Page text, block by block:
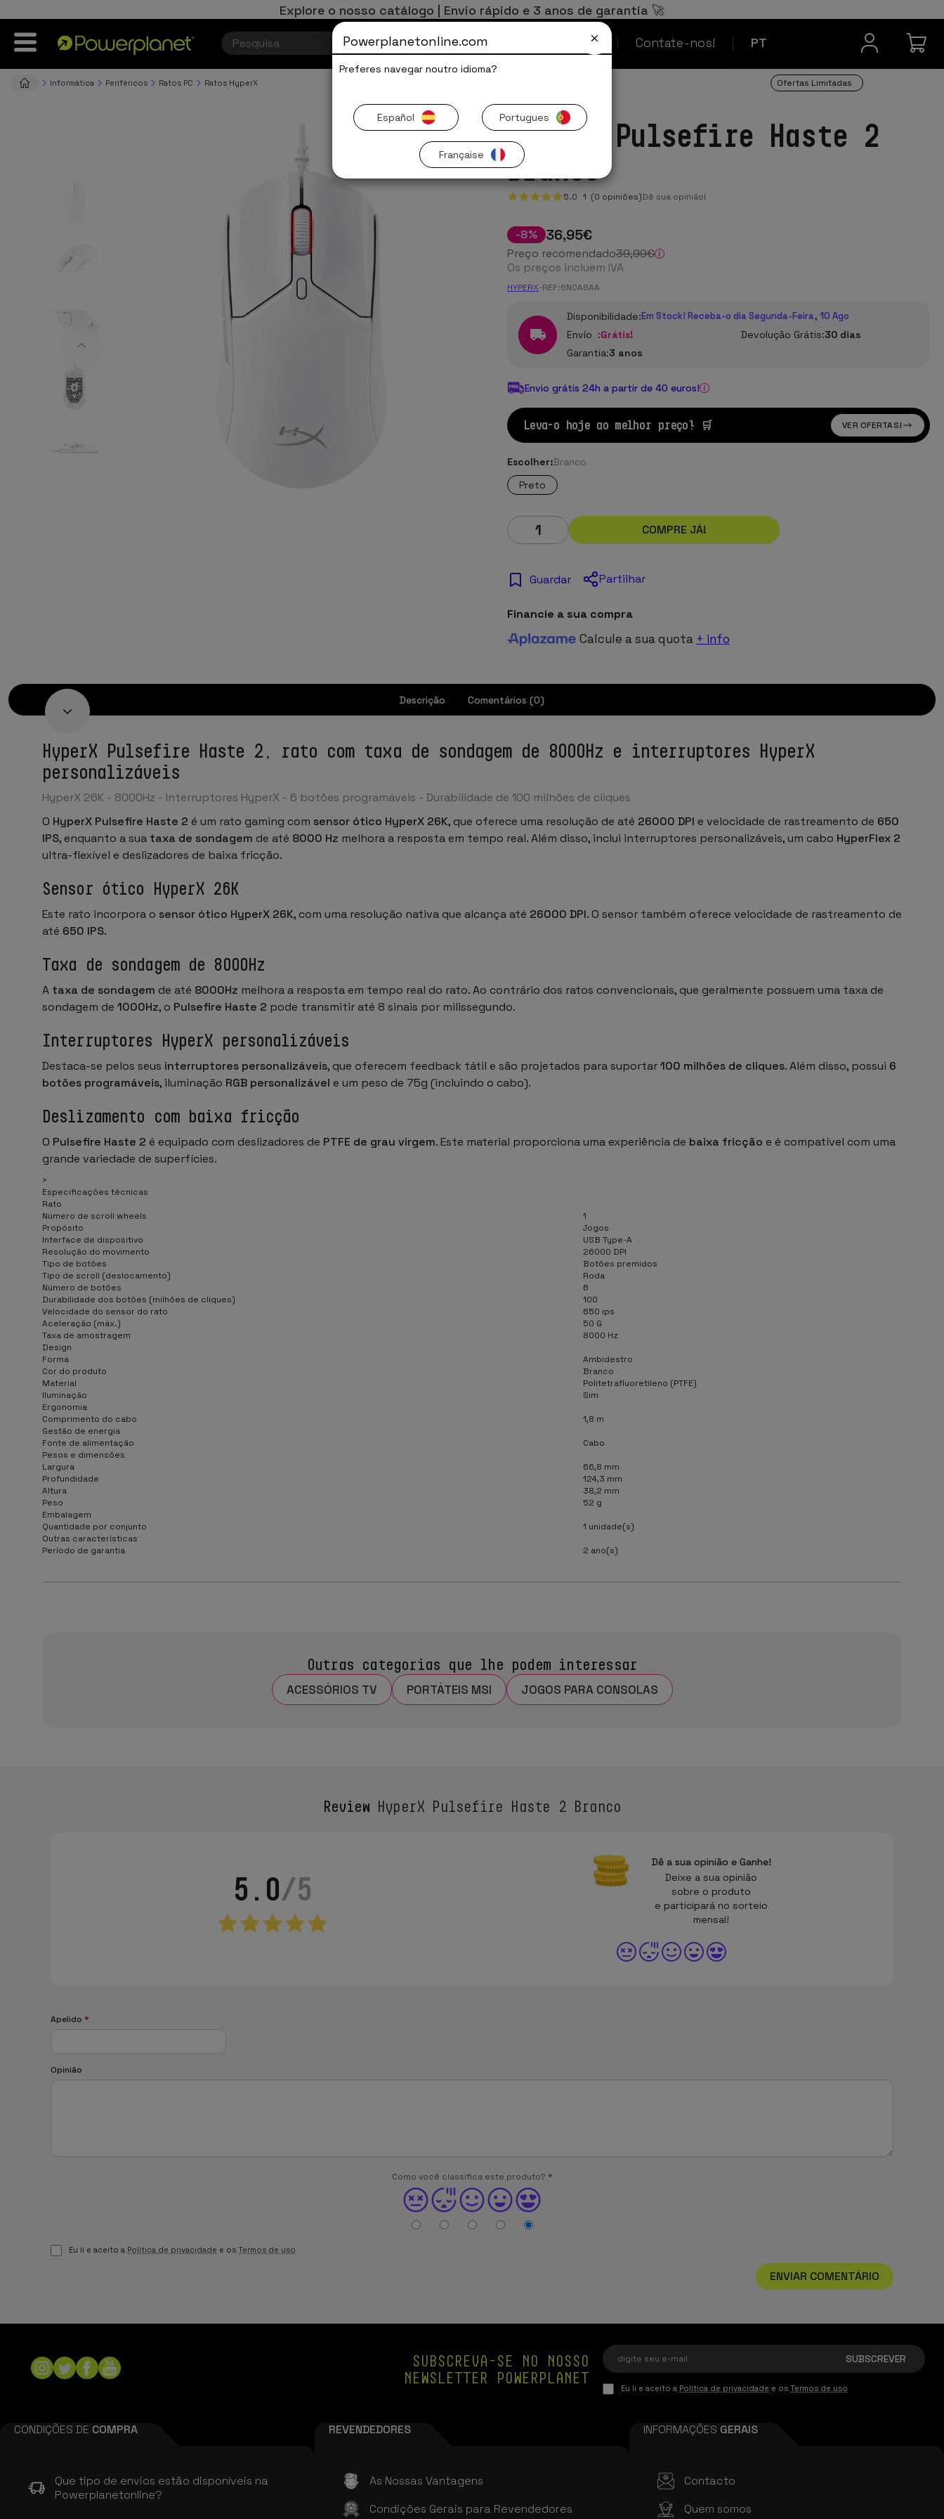
Explore o nosso catálogo | Envio rápido e 3 anos de garantia 🚀
PT
Ofertas Limitadas Contate-nos!
Contacto
Informática Periféricos Ratos PC Ratos HyperX Ofertas Limitadas
HyperX Pulsefire Haste 2
Branco
5.0 1 (0 opiniões)Dê sua opinião!
-8% 36,95€
Preço recomendado39,99€
Os preços incluem IVA
HYPERX-REF:6N0A8AA
Disponibilidade:Em Stock! Receba-o dia Segunda-Feira, 10 Ago
Envío :Grátis! Devolução Grátis:30 dias
Garantia:3 anos
Envio grátis 24h a partir de 40 euros!
Leva-o hoje ao melhor preço! 🛒 VER OFERTAS!
Escolher:Branco
Preto
COMPRE JÁ!
Guardar Partilhar
Financie a sua compra
Calcule a sua quota + info
Descrição Comentários (0)
HyperX Pulsefire Haste 2, rato com taxa de sondagem de 8000Hz e interruptores HyperX
personalizáveis
HyperX 26K - 8000Hz - Interruptores HyperX - 6 botões programáveis - Durabilidade de 100 milhões de cliques
O HyperX Pulsefire Haste 2 é um rato gaming com sensor ótico HyperX 26K, que oferece uma resolução de até 26000 DPI e velocidade de rastreamento de 650
IPS, enquanto a sua taxa de sondagem de até 8000 Hz melhora a resposta em tempo real. Além disso, inclui interruptores personalizáveis, um cabo HyperFlex 2
ultra-flexível e deslizadores de baixa fricção.
Sensor ótico HyperX 26K
Este rato incorpora o sensor ótico HyperX 26K, com uma resolução nativa que alcança até 26000 DPI. O sensor também oferece velocidade de rastreamento de
até 650 IPS.
Taxa de sondagem de 8000Hz
A taxa de sondagem de até 8000Hz melhora a resposta em tempo real do rato. Ao contrário dos ratos convencionais, que geralmente possuem uma taxa de
sondagem de 1000Hz, o Pulsefire Haste 2 pode transmitir até 8 sinais por milissegundo.
Interruptores HyperX personalizáveis
Destaca-se pelos seus interruptores personalizáveis, que oferecem feedback tátil e são projetados para suportar100 milhões de cliques. Além disso, possui 6
botões programáveis, iluminação RGB personalizável e um peso de 75g (incluindo o cabo).
Deslizamento com baixa fricção
O Pulsefire Haste 2 é equipado com deslizadores de PTFE de grau virgem. Este material proporciona uma experiência de baixa fricção e é compatível com uma
grande variedade de superfícies.
>
Especificações técnicas
Rato
Número de scroll wheels
1
Propósito
Jogos
Interface de dispositivo
USB Type-A
Resolução do movimento
26000 DPI
Tipo de botões
Botões premidos
Tipo de scroll (deslocamento)
Roda
Número de botões
6
Durabilidade dos botões (milhões de cliques)
100
Velocidade do sensor do rato
650 ips
Aceleração (máx.)
50 G
Taxa de amostragem
8000 Hz
Design
Forma
Ambidestro
Cor do produto
Branco
Material
Politetrafluoretileno (PTFE)
Iluminação
Sim
Ergonomia
Comprimento do cabo
1,8 m
Gestão de energia
Fonte de alimentação
Cabo
Pesos e dimensões
Largura
66,8 mm
Profundidade
124,3 mm
Altura
38,2 mm
Peso
52 g
Embalagem
Quantidade por conjunto
1 unidade(s)
Outras características
Período de garantia
2 ano(s)
Outras categorias que lhe podem interessar
ACESSÓRIOS TV PORTÁTEIS MSI JOGOS PARA CONSOLAS
ReviewHyperX Pulsefire Haste 2 Branco
5.0/5
Dê a sua opinião e Ganhe!
Deixe a sua opinião
sobre o produto
e participará no sorteio
mensal!
Apelido *
Opinião
Como você classifica este produto? *
Eu li e aceito a Política de privacidade e os Termos de uso
ENVIAR COMENTÁRIO
SUBSCREVA-SE NO NOSSO
NEWSLETTER POWERPLANET
Eu li e aceito a Política de privacidade e os Termos de uso
CONDIÇÕES DE COMPRA
Que tipo de envios estão disponíveis na
Powerplanetonline?
REVENDEDORES
As Nossas Vantagens
Condições Gerais para Revendedores
INFORMAÇÕES GERAIS
Contacto
Quem somos
Powerplanetonline.com
Preferes navegar noutro idioma?
Español Portugues
Française